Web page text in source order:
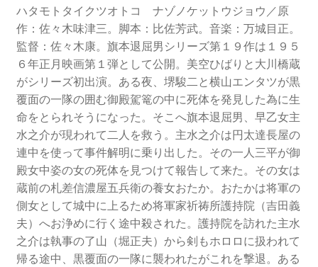
ハタモトタイクツオトコ ナゾノケットウジョウ／原
作：佐々木味津三。脚本：比佐芳武。音楽：万城目正。
監督：佐々木康。旗本退屈男シリーズ第１９作は１９５
６年正月映画第１弾として公開。美空ひばりと大川橋蔵
がシリーズ初出演。ある夜、堺駿二と横山エンタツが黒
覆面の一隊の囲む御殿駕篭の中に死体を発見した為に生
命をとられそうになった。そこへ旗本退屈男、早乙女主
水之介が現われて二人を救う。主水之介は円太達長屋の
連中を使って事件解明に乗り出した。その一人三平が御
殿女中姿の女の死体を見つけて報告して来た。その女は
蔵前の札差信濃屋五兵衛の養女おたか。おたかは将軍の
側女として城中に上るため将軍家祈祷所護持院（吉田義
夫）へお浄めに行く途中殺された。護持院を訪れた主水
之介は執事の了山（堀正夫）から剣もホロロに扱われて
帰る途中、黒覆面の一隊に襲われたがこれを撃退。ある